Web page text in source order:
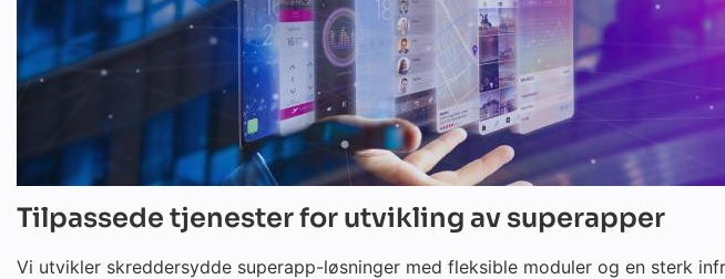
Tilpassede tjenester for utvikling av superapper
Vi utvikler skreddersydde superapp-løsninger med fleksible moduler og en sterk